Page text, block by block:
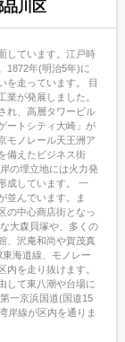
品川区
しています。江戸時
1872年(明治5年)に
を走っています。 目
が発展しました。
れ、高層タワービル
ートシティ大崎」が
モノレール天王洲ア
備えたビジネス街
の埋立地には火力発
成しています。 一
並んでいます。ま
の中心商店街となっ
大森貝塚や、多くの
、沢庵和尚や賀茂真
海道線、モノレー
内を走り抜けます。
して東八潮や台場に
一京浜国道(国道15
岸線が区内を通りま